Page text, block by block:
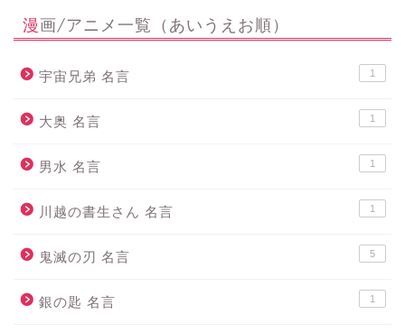
漫画/アニメ一覧（あいうえお順）
宇宙兄弟 名言 1
大奥 名言 1
男水 名言 1
川越の書生さん 名言 1
鬼滅の刃 名言 5
銀の匙 名言 1